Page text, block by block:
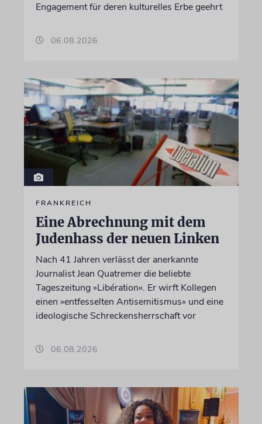
Engagement für deren kulturelles Erbe geehrt
06.08.2026
FRANKREICH
Eine Abrechnung mit dem
Judenhass der neuen Linken
Nach 41 Jahren verlässt der anerkannte
Journalist Jean Quatremer die beliebte
Tageszeitung »Libération«. Er wirft Kollegen
einen »entfesselten Antisemitismus« und eine
ideologische Schreckensherrschaft vor
06.08.2026